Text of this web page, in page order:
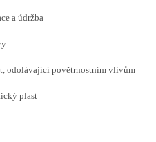
údržba
povětrnostním vlivům
plast